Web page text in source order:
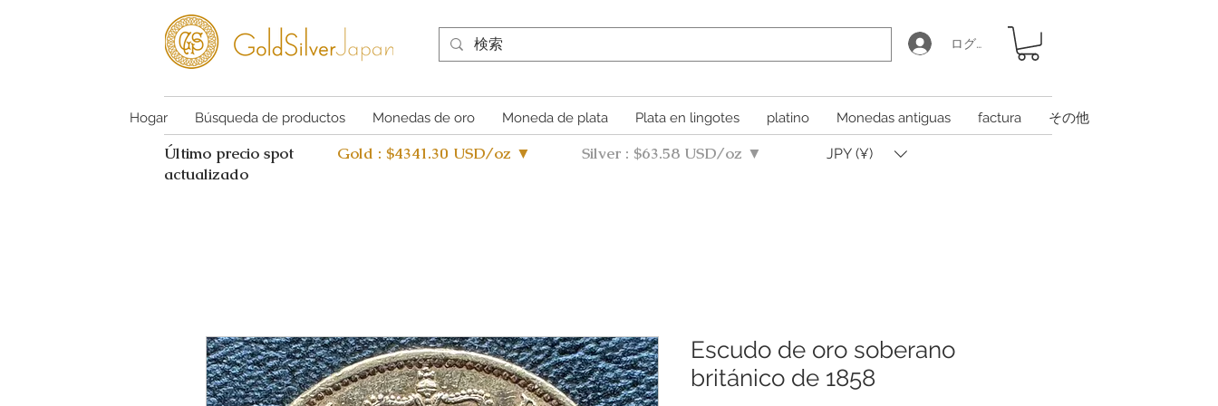
ログイン
Hogar Búsqueda de productos Monedas de oro Moneda de plata Plata en lingotes platino Monedas antiguas factura その他
Último precio spot
actualizado
Gold : $4341.30 USD/oz ▼ Silver : $63.58 USD/oz ▼ JPY (¥)
Escudo de oro soberano
británico de 1858